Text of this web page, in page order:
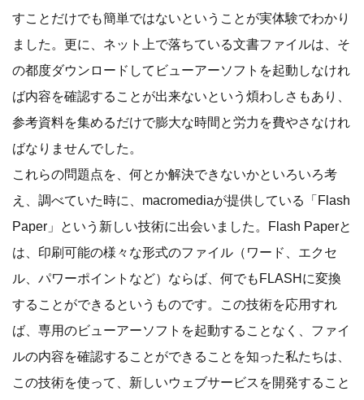
すことだけでも簡単ではないということが実体験でわかり
ました。更に、ネット上で落ちている文書ファイルは、そ
の都度ダウンロードしてビューアーソフトを起動しなけれ
ば内容を確認することが出来ないという煩わしさもあり、
参考資料を集めるだけで膨大な時間と労力を費やさなけれ
ばなりませんでした。
これらの問題点を、何とか解決できないかといろいろ考
え、調べていた時に、macromediaが提供している「Flash
Paper」という新しい技術に出会いました。Flash Paperと
は、印刷可能の様々な形式のファイル（ワード、エクセ
ル、パワーポイントなど）ならば、何でもFLASHに変換
することができるというものです。この技術を応用すれ
ば、専用のビューアーソフトを起動することなく、ファイ
ルの内容を確認することができることを知った私たちは、
この技術を使って、新しいウェブサービスを開発すること